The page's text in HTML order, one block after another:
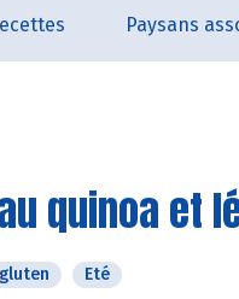
Paysans
quinoa et
Eté